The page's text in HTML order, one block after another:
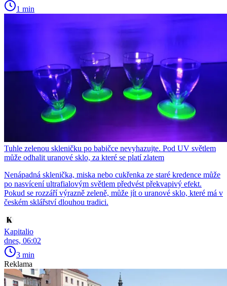
1 min
Tuhle zelenou skleničku po babičce nevyhazujte. Pod UV světlem
může odhalit uranové sklo, za které se platí zlatem
Nenápadná sklenička, miska nebo cukřenka ze staré kredence může
po nasvícení ultrafialovým světlem předvést překvapivý efekt.
Pokud se rozzáří výrazně zeleně, může jít o uranové sklo, které má v
českém sklářství dlouhou tradici.
Kapitalio
dnes, 06:02
3 min
Reklama